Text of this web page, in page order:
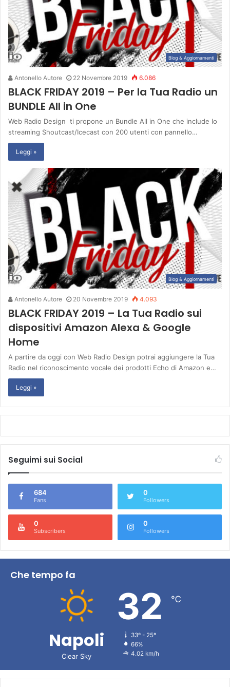
Blog & Aggiornamenti
Antonello Autore 22 Novembre 2019 6.086
BLACK FRIDAY 2019 – Per la Tua Radio un
BUNDLE All in One
Web Radio Design ti propone un Bundle All in One che include lo
streaming Shoutcast/Icecast con 200 utenti con pannello…
Leggi »
Blog & Aggiornamenti
Antonello Autore 20 Novembre 2019 4.093
BLACK FRIDAY 2019 – La Tua Radio sui
dispositivi Amazon Alexa & Google
Home
A partire da oggi con Web Radio Design potrai aggiungere la Tua
Radio nel riconoscimento vocale dei prodotti Echo di Amazon e…
Leggi »
Seguimi sui Social
684
Fans
0
Followers
0
Subscribers
0
Followers
Che tempo fa
Napoli
Clear Sky
32 ℃
33º - 25º
66%
4.02 km/h